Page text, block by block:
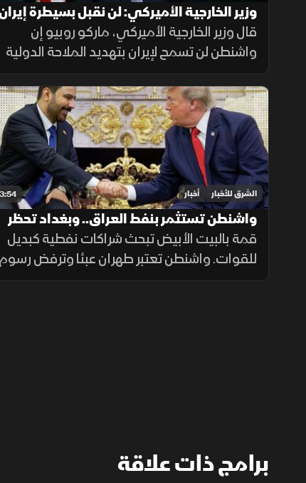
وزير الخارجية الأميركي: لن نقبل بسيطرة
على المعابر البحرية
قال وزير الخارجية الأميركي، ماركو روبيو إن
واشنطن لن تسمح لإيران بتهديد الملاحة الدولية
أو التحكم بحركة السفن، مشددا على أن الخيار
الدبلوماسي لا يزال مطروحا، لكن أزمة الثقة مع
طهران تعيق أي اتفاق.
الشرق للأخبار أخبار
واشنطن تستثمر بنفط العراق.. وبغداد تحظر
سلاح الفصائل
قمة بالبيت الأبيض تبحث شراكات نفطية كبديل
للقوات. واشنطن تعتبر طهران عبئا وترفض رسوم
الملاحة، وبغداد تقرر حظر سلاح الفصائل نهاية
برامج ذات علاقة